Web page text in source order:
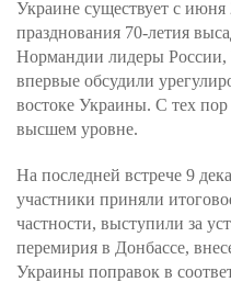
Украине существует с июня
празднования 70-летия
Нормандии лидеры
впервые обсудили
востоке Украины. С тех пор
высшем уровне.
На последней встрече 9
участники приняли
частности, выступили за
перемирия в Донбассе,
Украины поправок в